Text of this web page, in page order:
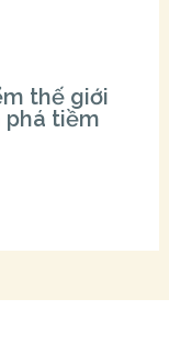
thế giới
phá tiềm